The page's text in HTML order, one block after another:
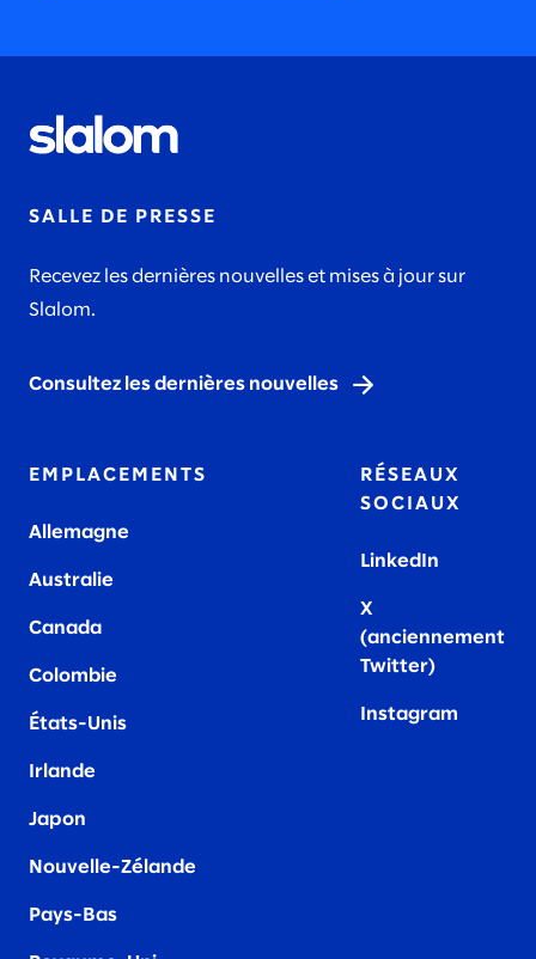
2020
SALLE DE PRESSE
Recevez les dernières nouvelles et mises à jour sur
Slalom.
Consultez les dernières nouvelles
EMPLACEMENTS
Allemagne
Australie
Canada
Colombie
États-Unis
Irlande
Japon
Nouvelle-Zélande
Pays-Bas
RÉSEAUX
SOCIAUX
LinkedIn
X
(anciennement
Twitter)
Instagram